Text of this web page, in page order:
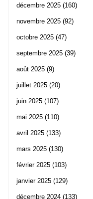
décembre 2025 (160)
novembre 2025 (92)
octobre 2025 (47)
septembre 2025 (39)
août 2025 (9)
juillet 2025 (20)
juin 2025 (107)
mai 2025 (110)
avril 2025 (133)
mars 2025 (130)
février 2025 (103)
janvier 2025 (129)
décembre 2024 (133)